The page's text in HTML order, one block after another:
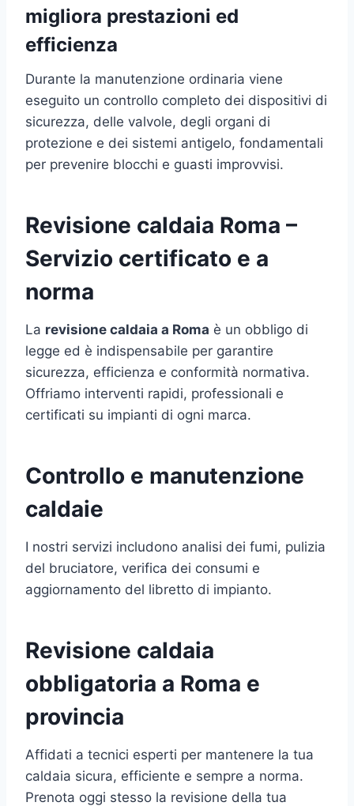
migliora prestazioni ed
efficienza
Durante la manutenzione ordinaria viene
eseguito un controllo completo dei dispositivi di
sicurezza, delle valvole, degli organi di
protezione e dei sistemi antigelo, fondamentali
per prevenire blocchi e guasti improvvisi.
Revisione caldaia Roma –
Servizio certificato e a
norma
La revisione caldaia a Roma è un obbligo di
legge ed è indispensabile per garantire
sicurezza, efficienza e conformità normativa.
Offriamo interventi rapidi, professionali e
certificati su impianti di ogni marca.
Controllo e manutenzione
caldaie
I nostri servizi includono analisi dei fumi, pulizia
del bruciatore, verifica dei consumi e
aggiornamento del libretto di impianto.
Revisione caldaia
obbligatoria a Roma e
provincia
Affidati a tecnici esperti per mantenere la tua
caldaia sicura, efficiente e sempre a norma.
Prenota oggi stesso la revisione della tua